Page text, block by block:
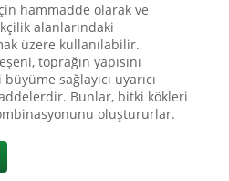
hammadde olarak ve
alanlarındaki
üzere kullanılabilir.
toprağın yapısını
sağlayıcı uyarıcı
Bunlar, bitki kökleri
oluştururlar.